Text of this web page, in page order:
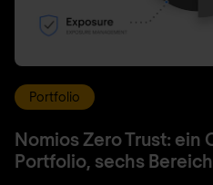
Portfolio
Nomios Zero Trust: ein
Portfolio, sechs